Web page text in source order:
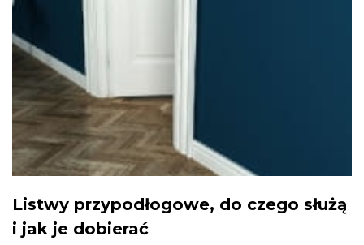
Listwy przypodłogowe, do czego służą
i jak je dobierać